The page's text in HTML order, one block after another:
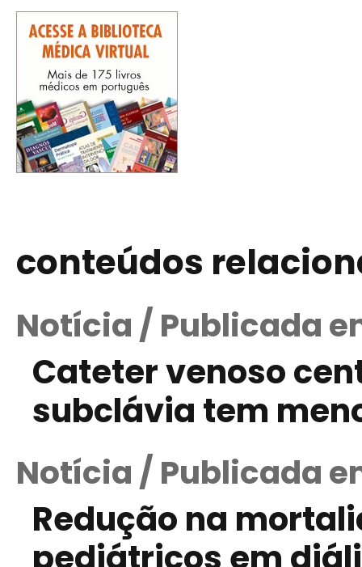
conteúdos
Notícia / Publicada
Cateter venoso
subclávia tem
Notícia / Publicada
Redução na
pediátricos em